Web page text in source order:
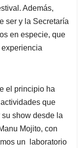
Además,
ser y la Secretaría
en especie, que
el principio ha
que
show desde la
Mojito, con
un laboratorio